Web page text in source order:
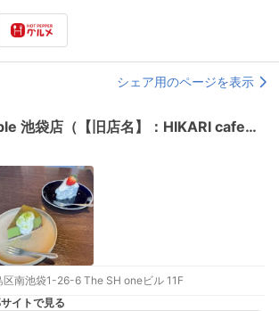
シェア用のページを表示
CheeseTable 池袋店（【旧店名】：HIKARI cafe＆dining）
区南池袋1-26-6 The SH oneビル 11F
イトで見る